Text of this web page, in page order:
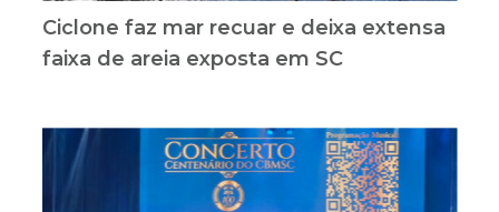
Ciclone faz mar recuar e deixa extensa
faixa de areia exposta em SC